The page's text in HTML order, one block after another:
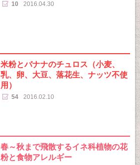
10 2016.04.30
米粉とバナナのチュロス（小麦、
乳、卵、大豆、落花生、ナッツ不使
用）
54 2016.02.10
春～秋まで飛散するイネ科植物の花
粉と食物アレルギー